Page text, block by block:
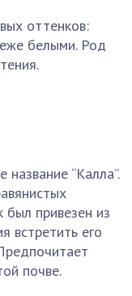
оттенков:
белыми. Род
“Калла”.
был привезен из
встретить его
почве.